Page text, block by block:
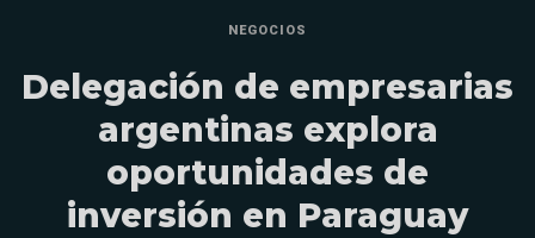
NEGOCIOS
Delegación de empresarias
argentinas explora
oportunidades de
inversión en Paraguay